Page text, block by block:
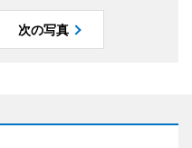
次の写真